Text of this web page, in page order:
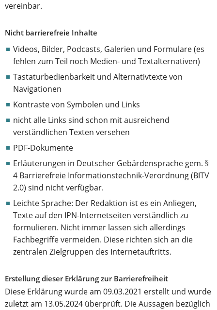
vereinbar.
Nicht barrierefreie Inhalte
Videos, Bilder, Podcasts, Galerien und Formulare (es
fehlen zum Teil noch Medien- und Textalternativen)
Tastaturbedienbarkeit und Alternativtexte von
Navigationen
Kontraste von Symbolen und Links
nicht alle Links sind schon mit ausreichend
verständlichen Texten versehen
PDF-Dokumente
Erläuterungen in Deutscher Gebärdensprache gem. §
4 Barrierefreie Informationstechnik-Verordnung (BITV
2.0) sind nicht verfügbar.
Leichte Sprache: Der Redaktion ist es ein Anliegen,
Texte auf den IPN-Internetseiten verständlich zu
formulieren. Nicht immer lassen sich allerdings
Fachbegriffe vermeiden. Diese richten sich an die
zentralen Zielgruppen des Internetauftritts.
Erstellung dieser Erklärung zur Barrierefreiheit
Diese Erklärung wurde am 09.03.2021 erstellt und wurde
zuletzt am 13.05.2024 überprüft. Die Aussagen bezüglich